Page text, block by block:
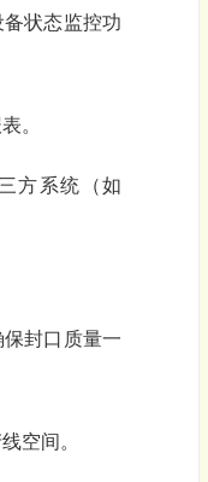
状态监控功
。
方系统（如
封口质量一
空间。